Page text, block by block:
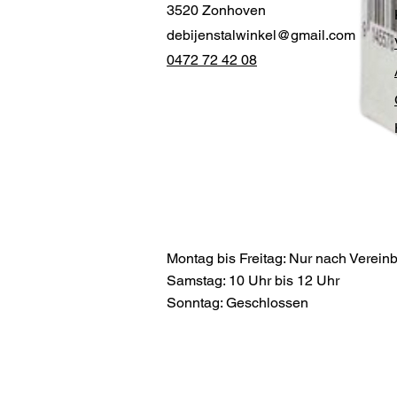
3520 Zonhoven
debijenstalwinkel@gmail.com
0472 72 42 08
Montag bis Freitag: Nur nach
Samstag: 10 Uhr bis 12 Uhr
Sonntag: Geschlossen